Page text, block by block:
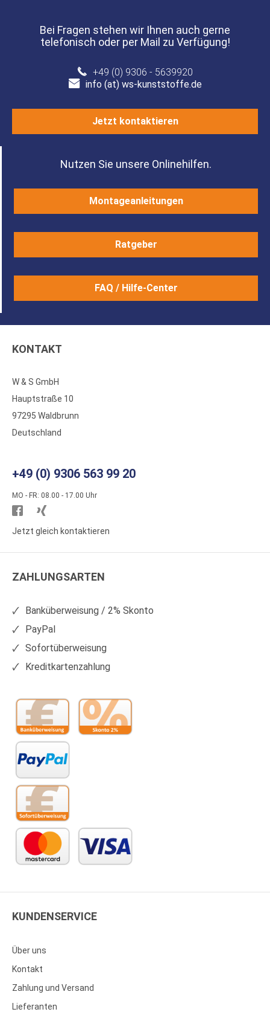
Bei Fragen stehen wir Ihnen auch gerne
telefonisch oder per Mail zu Verfügung!
+49 (0) 9306 - 5639920
info (at) ws-kunststoffe.de
Jetzt kontaktieren
Nutzen Sie unsere Onlinehilfen.
Montageanleitungen
Ratgeber
FAQ / Hilfe-Center
KONTAKT
W & S GmbH
Hauptstraße 10
97295 Waldbrunn
Deutschland
+49 (0) 9306 563 99 20
MO - FR: 08.00 - 17.00 Uhr
Besuchen
Sie
auf
Sie
auf
Jetzt gleich kontaktieren
ZAHLUNGSARTEN
Banküberweisung / 2% Skonto
PayPal
Sofortüberweisung
Kreditkartenzahlung
KUNDENSERVICE
Über uns
Kontakt
Zahlung und Versand
Lieferanten